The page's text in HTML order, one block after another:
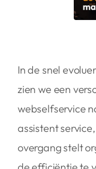
In de snel
zien we een
webselfservice
assistent
overgang stelt